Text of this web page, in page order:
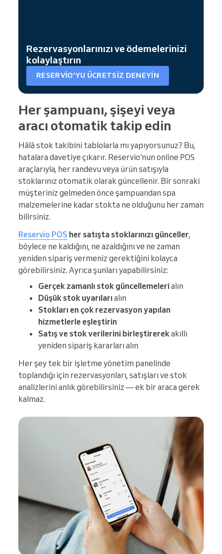
Rezervasyonlarınızı ve ödemelerinizi
kolaylaştırın
RESERVIO’YU ÜCRETSIZ DENEYIN
Her şampuanı, şişeyi veya
aracı otomatik takip edin
Hâlâ stok takibini tablolarla mı yapıyorsunuz? Bu,
hatalara davetiye çıkarır. Reservio’nun online POS
araçlarıyla, her randevu veya ürün satışıyla
stoklarınız otomatik olarak güncellenir. Bir sonraki
müşteriniz gelmeden önce şampuandan spa
malzemelerine kadar stokta ne olduğunu her zaman
bilirsiniz.
Reservio POS her satışta stoklarınızı günceller,
böylece ne kaldığını, ne azaldığını ve ne zaman
yeniden sipariş vermeniz gerektiğini kolayca
görebilirsiniz. Ayrıca şunları yapabilirsiniz:
Gerçek zamanlı stok güncellemelerialın
Düşük stok uyarılarıalın
Stokları en çok rezervasyon yapılan
hizmetlerle eşleştirin
Satış ve stok verilerini birleştirerekakıllı
yeniden sipariş kararları alın
Her şey tek bir işletme yönetim panelinde
toplandığı için rezervasyonları, satışları ve stok
analizlerini anlık görebilirsiniz — ek bir araca gerek
kalmaz.